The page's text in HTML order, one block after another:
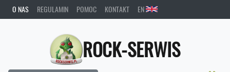
O NAS REGULAMIN POMOC KONTAKT EN
ROCK-SERWIS